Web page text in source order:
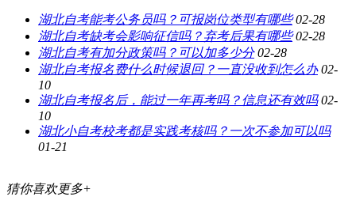
湖北自考能考公务员吗？可报岗位类型有哪些 02-28
湖北自考缺考会影响征信吗？弃考后果有哪些 02-28
湖北自考有加分政策吗？可以加多少分 02-28
湖北自考报名费什么时候退回？一直没收到怎么办 02-
10
湖北自考报名后，能过一年再考吗？信息还有效吗 02-
10
湖北小自考校考都是实践考核吗？一次不参加可以吗
01-21
猜你喜欢更多+